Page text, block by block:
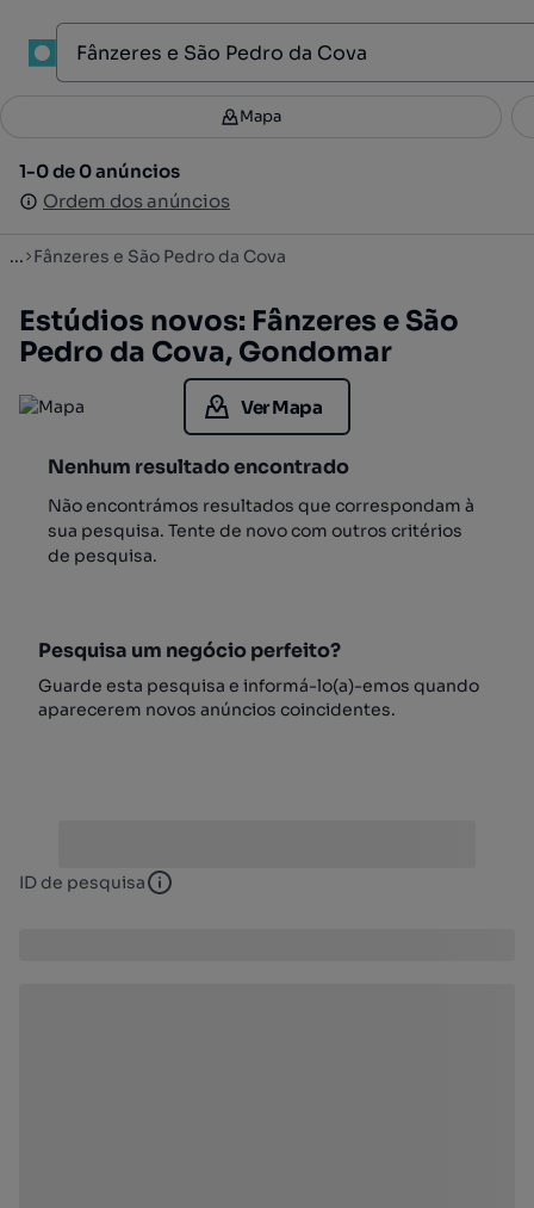
Filtros 3
1-0 de 0 anúncios
Ordem dos anúncios
Mapa
1-0 de 0 anúncios
Ordem dos anúncios
... Fânzeres e São Pedro da Cova
Estúdios novos: Fânzeres e São
Pedro da Cova, Gondomar
Ver Mapa
Nenhum resultado encontrado
Não encontrámos resultados que correspondam à
sua pesquisa. Tente de novo com outros critérios
de pesquisa.
Pesquisa um negócio perfeito?
Guarde esta pesquisa e informá-lo(a)-emos quando
aparecerem novos anúncios coincidentes.
ID de pesquisa ID de pesquisa